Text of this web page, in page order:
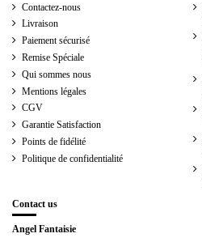
Contactez-nous
Livraison
Paiement sécurisé
Remise Spéciale
Qui sommes nous
Mentions légales
CGV
Garantie Satisfaction
Points de fidélité
Politique de confidentialité
Contact us
Angel Fantaisie